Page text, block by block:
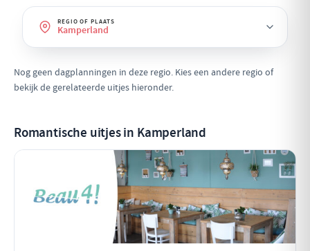
REGIO OF PLAATS
Kamperland
Nog geen dagplanningen in deze regio. Kies een andere regio of
bekijk de gerelateerde uitjes hieronder.
Romantische uitjes in Kamperland